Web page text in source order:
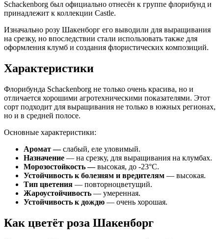
Schackenborg был официально отнесён к группе флорибунд и
принадлежит к коллекции Castle.
Изначально розу Шакенборг его выводили для выращивания
на срезку, но впоследствии стали использовать также для
оформления клумб и создания флористических композиций.
Характеристики
Флорибунда Schackenborg не только очень красива, но и
отличается хорошими агротехническими показателями. Этот
сорт подходит для выращивания не только в южных регионах,
но и в средней полосе.
Основные характеристики:
Аромат —слабый, еле уловимый.
Назначение — на срезку, для выращивания на клумбах.
Морозостойкость —высокая, до -23°С.
Устойчивость к болезням и вредителям — высокая.
Тип цветения — повторноцветущий.
Жароустойчивость — умеренная.
Устойчивость к дождю — очень хорошая.
Как цветёт роза Шакенборг